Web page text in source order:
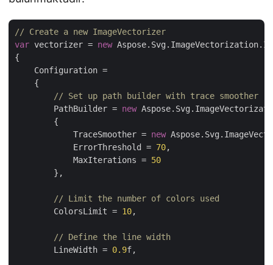
// Create a new ImageVectorizer
var vectorizer = new
{
    Configuration =
    {
// Set up path builder with trace smoother
        PathBuilder =
new
        {
            TraceSmoother =
new
            ErrorThreshold =
70,
            MaxIterations =
50
        },
// Limit the number of colors used
        ColorsLimit =
10,
// Define the line width
        LineWidth =
0.9f,